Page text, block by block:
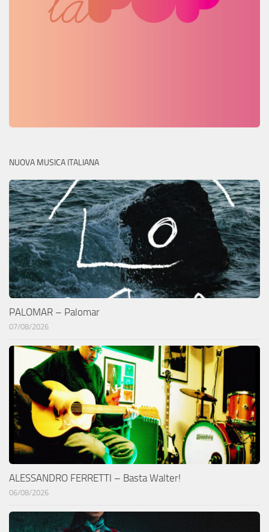
NUOVA MUSICA ITALIANA
PALOMAR – Palomar
07/08/2026
ALESSANDRO FERRETTI – Basta Walter!
06/08/2026